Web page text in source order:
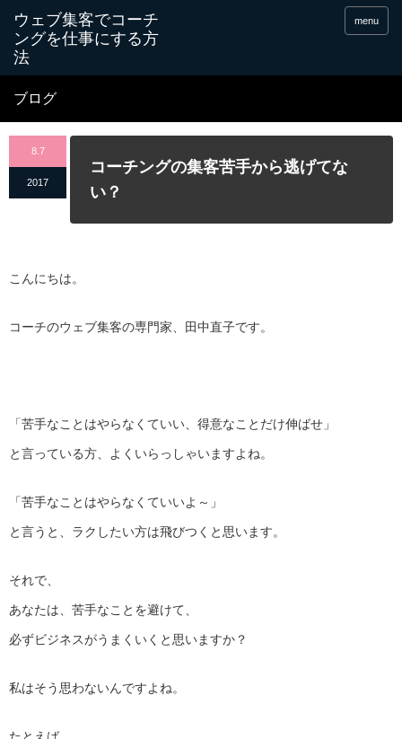
menu
ブログ
8.7
2017
コーチングの集客苦手から逃げてな
い？
こんにちは。
コーチのウェブ集客の専門家、田中直子です。
「苦手なことはやらなくていい、得意なことだけ伸ばせ」
と言っている方、よくいらっしゃいますよね。
「苦手なことはやらなくていいよ～」
と言うと、ラクしたい方は飛びつくと思います。
それで、
あなたは、苦手なことを避けて、
必ずビジネスがうまくいくと思いますか？
私はそう思わないんですよね。